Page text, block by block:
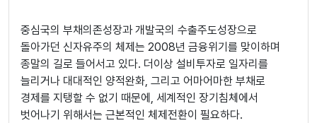
중심국의 부채의존성장과 개발국의 수출주도성장으로
돌아가던 신자유주의 체제는 2008년 금융위기를 맞이하며
종말의 길로 들어서고 있다. 더이상 설비투자로 일자리를
늘리거나 대대적인 양적완화, 그리고 어마어마한 부채로
경제를 지탱할 수 없기 때문에, 세계적인 장기침체에서
벗어나기 위해서는 근본적인 체제전환이 필요하다.